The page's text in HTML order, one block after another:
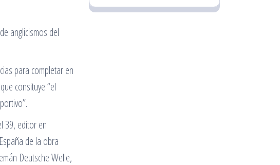
anglicismos del
para completar en
consituye “el
39, editor en
de la obra
Deutsche Welle,